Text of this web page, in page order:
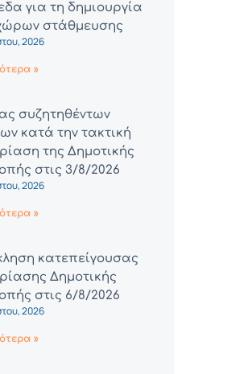
για τη δημιουργία
στάθμευσης
2026
»
συζητηθέντων
κατά την τακτική
της Δημοτικής
στις 3/8/2026
2026
»
κατεπείγουσας
Δημοτικής
στις 6/8/2026
2026
»